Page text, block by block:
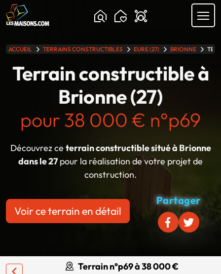
ACCUEIL TERRAINS CONSTRUCTIBLES EURE (27) BRIONNE
Terrain constructible à
Brionne (27)
pour 38 000 € n°p69
Découvrez ce terrain constructible situé à Brionne
dans le 27pour la réalisation de votre projet de
construction.
Voir ce terrain en détail
Partager
Terrain n°p69 à 38 000 €